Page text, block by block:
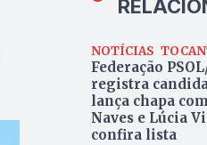
NOTÍCIAS
Federação
registra
lança chapa
Naves e Lúcia
confira lista